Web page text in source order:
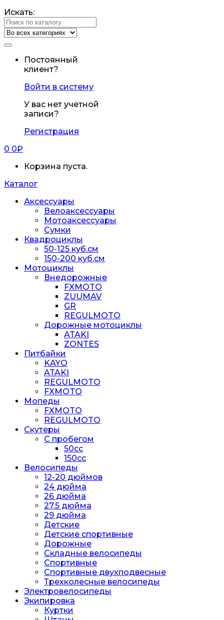
Искать:
Постоянный
клиент?
Войти в систему
У вас нет учетной
записи?
Регистрация
0 0₽
Корзина пуста.
Каталог
Аксессуары
Велоаксессуары
Мотоаксессуары
Сумки
Квадроциклы
50-125 куб.см
150-200 куб.см
Мотоциклы
Внедорожные
FXMOTO
ZUUMAV
GR
REGULMOTO
Дорожные мотоциклы
ATAKI
ZONTES
Питбайки
KAYO
ATAKI
REGULMOTO
FXMOTO
Мопеды
FXMOTO
REGULMOTO
Скутеры
С пробегом
50cc
150cc
Велосипеды
12-20 дюймов
24 дюйма
26 дюйма
27.5 дюйма
29 дюйма
Детские
Детские спортивные
Дорожные
Складные велосипеды
Спортивные
Спортивные двухподвесные
Трехколесные велосипеды
Электровелосипеды
Экипировка
Куртки